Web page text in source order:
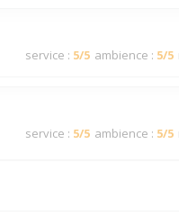
service : 5/5 ambience : 5/5
service : 5/5 ambience : 5/5